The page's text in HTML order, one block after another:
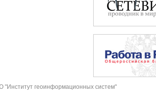
"Институт геоинформационных систем"